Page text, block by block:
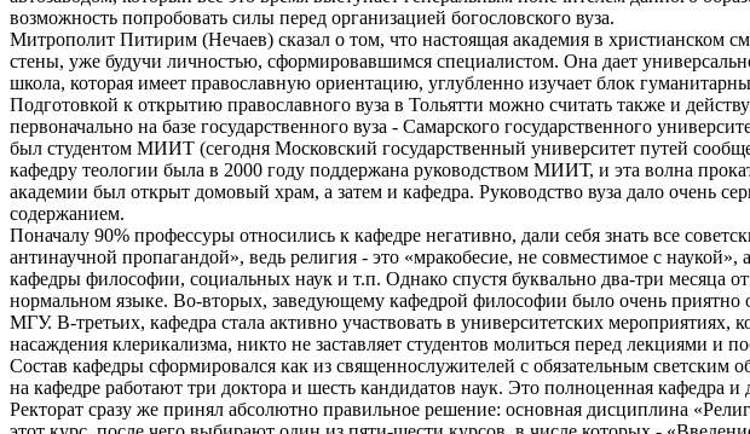
возможность попробовать силы перед организацией богословского вуза.
Митрополит Питирим (Нечаев) сказал о том, что настоящая академия в христианском
стены, уже будучи личностью, сформировавшимся специалистом. Она дает
школа, которая имеет православную ориентацию, углубленно изучает блок
Подготовкой к открытию православного вуза в Тольятти можно считать также и
первоначально на базе государственного вуза - Самарского государственного
был студентом МИИТ (сегодня Московский государственный университет путей
кафедру теологии была в 2000 году поддержана руководством МИИТ, и эта волна
академии был открыт домовый храм, а затем и кафедра. Руководство вуза дало очень
содержанием.
Поначалу 90% профессуры относились к кафедре негативно, дали себя знать все
антинаучной пропагандой», ведь религия - это «мракобесие, не совместимое с
кафедры философии, социальных наук и т.п. Однако спустя буквально два-три месяца
нормальном языке. Во-вторых, заведующему кафедрой философии было очень приятно
МГУ. В-третьих, кафедра стала активно участвовать в университетских
насаждения клерикализма, никто не заставляет студентов молиться перед лекциями и
Состав кафедры сформировался как из священнослужителей с обязательным светским
на кафедре работают три доктора и шесть кандидатов наук. Это полноценная кафедра и
Ректорат сразу же принял абсолютно правильное решение: основная дисциплина